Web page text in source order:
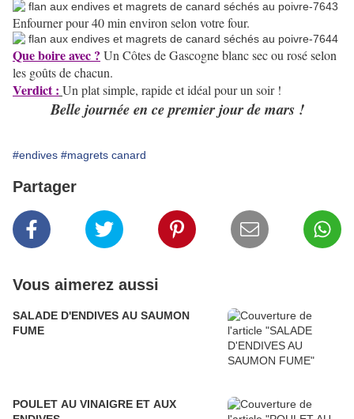
Enfourner pour 40 min environ selon votre four.
Que boire avec ? Un Côtes de Gascogne blanc sec ou rosé selon
les goûts de chacun.
Verdict : Un plat simple, rapide et idéal pour un soir !
Belle journée en ce premier jour de mars !
#endives #magrets canard
Partager
Vous aimerez aussi
SALADE D'ENDIVES AU SAUMON
FUME
POULET AU VINAIGRE ET AUX